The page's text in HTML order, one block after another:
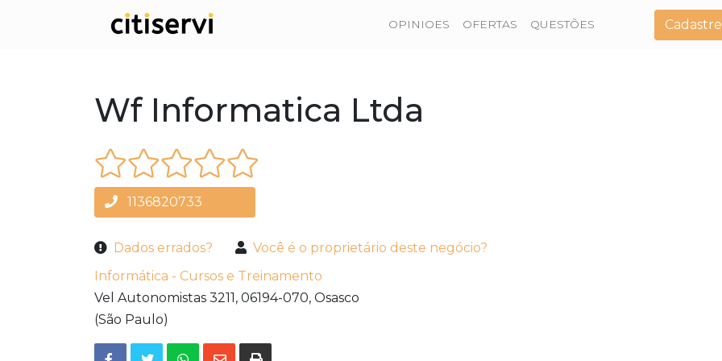
OPINIOES OFERTAS QUESTÕES
Wf Informatica Ltda
1136820733
Dados errados?
Você é o proprietário deste negócio?
Informática - Cursos e Treinamento
Vel Autonomistas 3211, 06194-070, Osasco
(São Paulo)